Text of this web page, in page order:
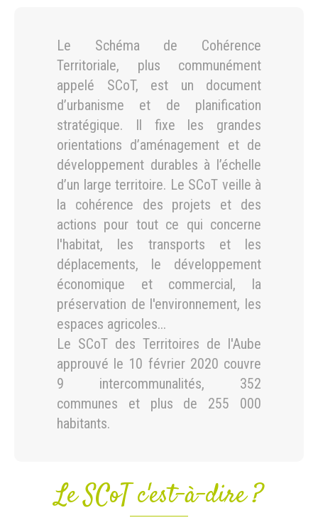
Le Schéma de Cohérence
Territoriale, plus communément
appelé SCoT, est un document
d’urbanisme et de planification
stratégique. Il fixe les grandes
orientations d’aménagement et de
développement durables à l’échelle
d’un large territoire. Le SCoT veille à
la cohérence des projets et des
actions pour tout ce qui concerne
l'habitat, les transports et les
déplacements, le développement
économique et commercial, la
préservation de l'environnement, les
espaces agricoles...
Le SCoT des Territoires de l'Aube
approuvé le 10 février 2020 couvre
9 intercommunalités, 352
communes et plus de 255 000
habitants.
Le SCoT c'est-à-dire ?